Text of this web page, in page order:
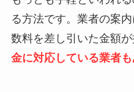
る方法です。業者の案
数料を差し引いた金額が
金に対応している業者も